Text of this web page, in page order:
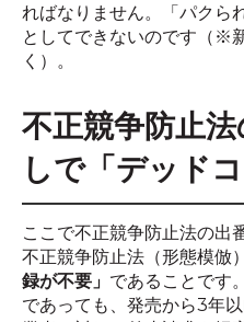
ればなりません。「パクら
としてできないのです（※
く）。
不正競争防止
しで「デッド
ここで不正競争防止法の出
不正競争防止法（形態模倣
録が不要」 であることです
であっても、発売から3年